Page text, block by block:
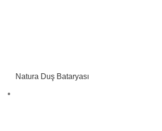
Natura Duş Bataryası